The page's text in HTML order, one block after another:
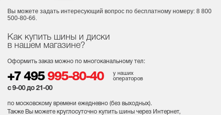
Как купить шины и диски
в нашем магазине?
Оформить заказ можно по многоканальному тел:
+7 495 995-80-40
у наших
операторов
с 9-00 до 21-00
по московскому времени ежедневно (без выходных).
Также Вы можете круглосуточно купить шины через Интернет,
Вы можете задать интересующий вопрос по бесплатному номеру: 8 800
500-80-66.